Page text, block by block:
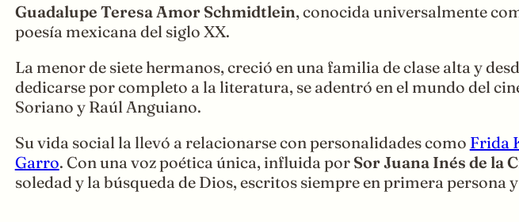
Guadalupe Teresa Amor Schmidtlein, conocida universalmente
poesía mexicana del siglo XX.
La menor de siete hermanos, creció en una familia de clase alta y
dedicarse por completo a la literatura, se adentró en el mundo del
Soriano y Raúl Anguiano.
Su vida social la llevó a relacionarse con personalidades como Frida
Garro. Con una voz poética única, influida por Sor Juana Inés de la
soledad y la búsqueda de Dios, escritos siempre en primera